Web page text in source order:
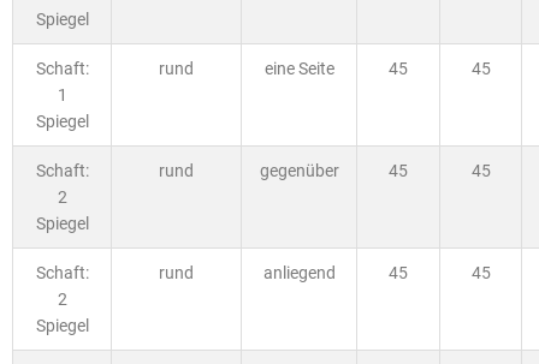
Spiegel
Schaft:
1
Spiegel
rund eine Seite 45 45
Schaft:
2
Spiegel
rund gegenüber 45 45
Schaft:
2
Spiegel
rund anliegend 45 45